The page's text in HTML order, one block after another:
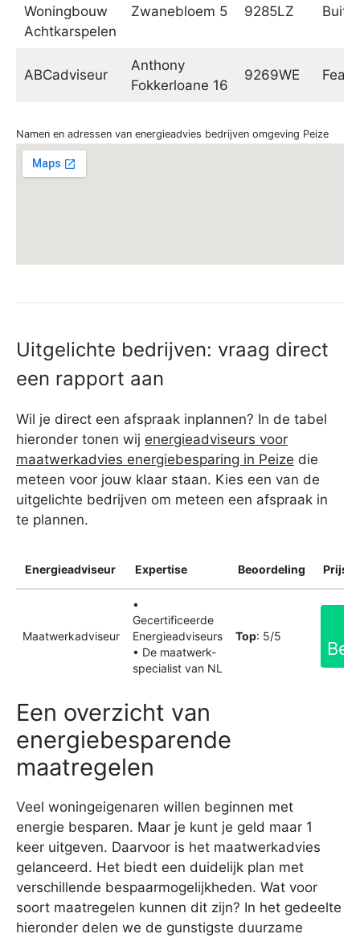
Woningbouw
Achtkarspelen
Zwanebloem 5 9285LZ
ABCadviseur
Anthony
Fokkerloane 16
9269WE
Namen en adressen van energieadvies bedrijven omgeving Peize
Uitgelichte bedrijven: vraag direct
een rapport aan
Wil je direct een afspraak inplannen? In de tabel
hieronder tonen wij energieadviseurs voor
maatwerkadvies energiebesparing in Peize die
meteen voor jouw klaar staan. Kies een van de
uitgelichte bedrijven om meteen een afspraak in
te plannen.
Energieadviseur Expertise Beoordeling
Maatwerkadviseur
•
Gecertificeerde
Energieadviseurs
• De maatwerk-
specialist van NL
Top: 5/5
Een overzicht van
energiebesparende
maatregelen
Veel woningeigenaren willen beginnen met
energie besparen. Maar je kunt je geld maar 1
keer uitgeven. Daarvoor is het maatwerkadvies
gelanceerd. Het biedt een duidelijk plan met
verschillende bespaarmogelijkheden. Wat voor
soort maatregelen kunnen dit zijn? In het gedeelte
hieronder delen we de gunstigste duurzame